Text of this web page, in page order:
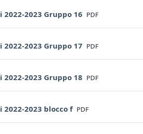
2023 Gruppo 16 File
PDF
2023 Gruppo 17 File
PDF
2023 Gruppo 18 File
PDF
2022-2023 blocco f File
PDF